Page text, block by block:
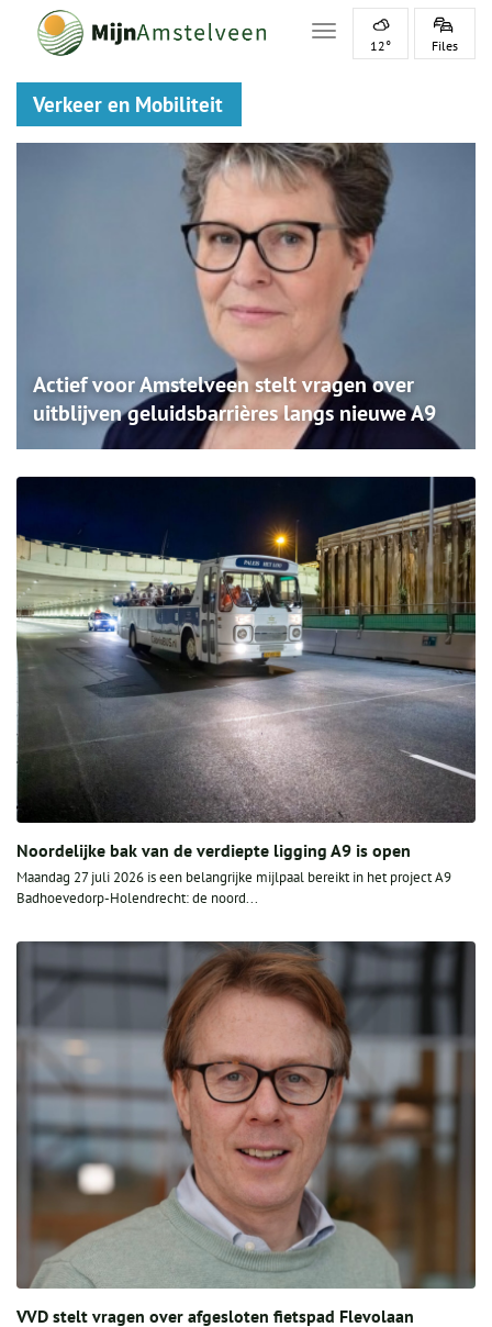
Toggle navigation
12° Files
Verkeer en Mobiliteit
Actief voor Amstelveen stelt vragen over
uitblijven geluidsbarrières langs nieuwe A9
Noordelijke bak van de verdiepte ligging A9 is open
Maandag 27 juli 2026 is een belangrijke mijlpaal bereikt in het project A9
Badhoevedorp-Holendrecht: de noord...
VVD stelt vragen over afgesloten fietspad Flevolaan